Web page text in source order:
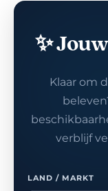
✨
Klaar om
verblijf
LAND / MARKT